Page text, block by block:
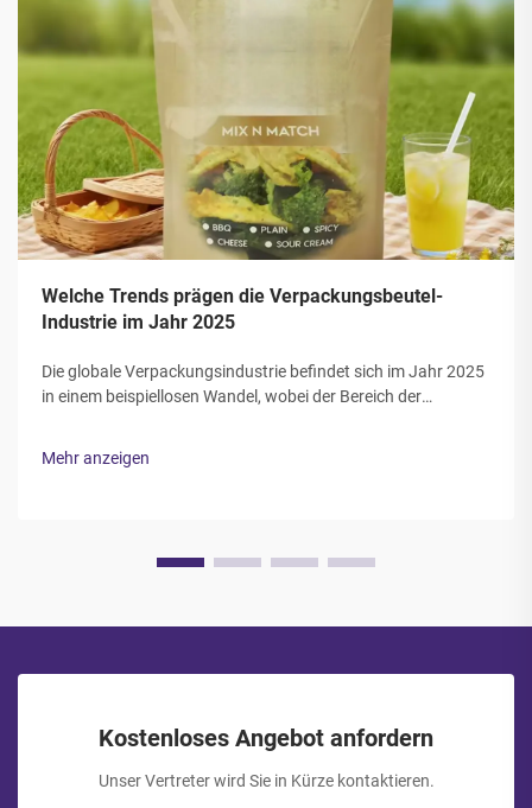
Welche Trends prägen die Verpackungsbeutel-
Industrie im Jahr 2025
Die globale Verpackungsindustrie befindet sich im Jahr 2025
in einem beispiellosen Wandel, wobei der Bereich der
nachhaltigere, funktionalere...
Mehr anzeigen
Kostenloses Angebot anfordern
Unser Vertreter wird Sie in Kürze kontaktieren.